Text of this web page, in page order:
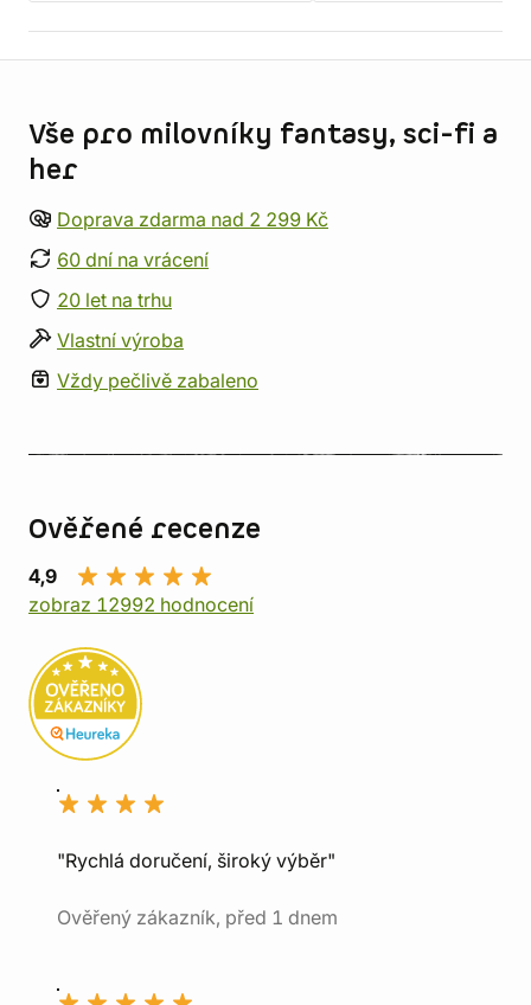
Vše pro milovníky fantasy, sci-fi a
her
Doprava zdarma nad 2 299 Kč
60 dní na vrácení
20 let na trhu
Vlastní výroba
Vždy pečlivě zabaleno
Ověřené recenze
4,9
zobraz 12992 hodnocení
"Rychlá doručení, široký výběr"
Ověřený zákazník, před 1 dnem